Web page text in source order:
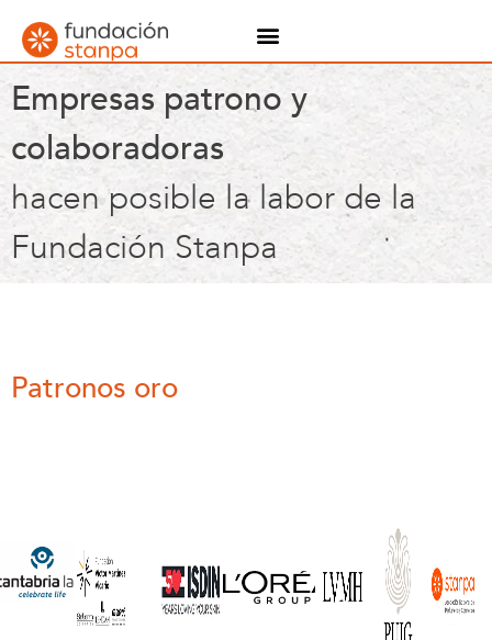
Empresas patrono y
colaboradoras
hacen posible la labor de la
Fundación Stanpa
Patronos oro